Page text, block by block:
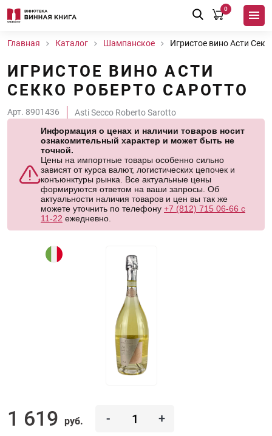
0
Главная Каталог Шампанское Игристое вино Асти
ИГРИСТОЕ ВИНО АСТИ
СЕККО РОБЕРТО САРОТТО
Арт. 8901436
Asti Secco Roberto Sarotto
Информация о ценах и наличии товаров носит
ознакомительный характер и может быть не
точной.
Цены на импортные товары особенно сильно
зависят от курса валют, логистических цепочек и
конъюнктуры рынка. Все актуальные цены
формируются ответом на ваши запросы. Об
актуальности наличия товаров и цен вы так же
можете уточнить по телефону +7 (812) 715 06-66 с
11-22 ежедневно.
1 619 руб. - +